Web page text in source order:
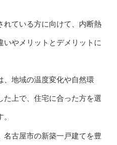
れている方に向けて、内断熱
いやメリットとデメリットに
、地域の温度変化や自然環
た上で、住宅に合った方を選
名古屋市の新築一戸建てを豊